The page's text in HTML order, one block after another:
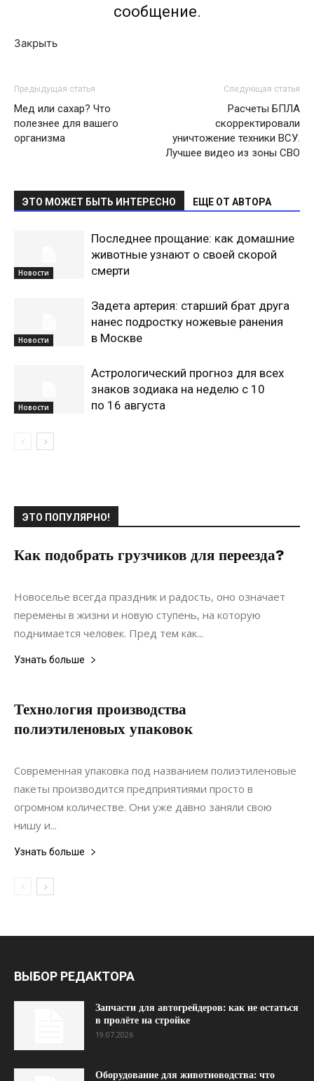
сообщение.
Закрыть
Предыдущая статья
Мед или сахар? Что
полезнее для вашего
организма
Следующая статья
Расчеты БПЛА
скорректировали
уничтожение техники ВСУ.
Лучшее видео из зоны СВО
ЭТО МОЖЕТ БЫТЬ ИНТЕРЕСНО ЕЩЕ ОТ АВТОРА
Новости
Последнее прощание: как домашние
животные узнают о своей скорой
смерти
Новости
Задета артерия: старший брат друга
нанес подростку ножевые ранения
в Москве
Новости
Астрологический прогноз для всех
знаков зодиака на неделю с 10
по 16 августа
ЭТО ПОПУЛЯРНО!
Как подобрать грузчиков для переезда?
14.08.2021
Новоселье всегда праздник и радость, оно означает
перемены в жизни и новую ступень, на которую
поднимается человек. Пред тем как...
Узнать больше
Технология производства
полиэтиленовых упаковок
10.08.2020
Современная упаковка под названием полиэтиленовые
пакеты производится предприятиями просто в
огромном количестве. Они уже давно заняли свою
нишу и...
Узнать больше
ВЫБОР РЕДАКТОРА
Запчасти для автогрейдеров: как не остаться
в пролёте на стройке
19.07.2026
Оборудование для животноводства: что